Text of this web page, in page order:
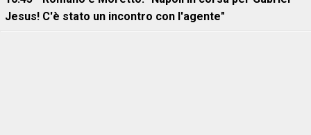
Jesus! C'è stato un incontro con l'agente"